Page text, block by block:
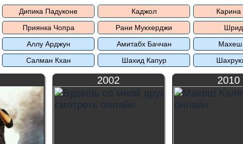
Дипика Падуконе Каджол
Карина
Приянка Чопра Рани Мукхерджи
Аллу Арджун Амитабх Баччан
Махеш
Салман Кхан Шахид Капур
2002 2010